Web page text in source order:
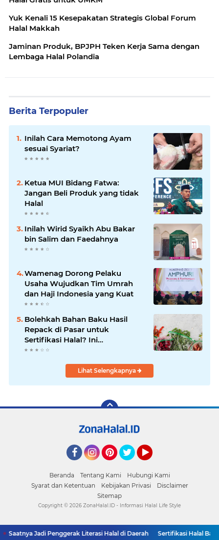
Yuk Kenali 15 Kesepakatan Strategis Global Forum
Halal Makkah
Jaminan Produk, BPJPH Teken Kerja Sama dengan
Lembaga Halal Polandia
Berita Terpopuler
Inilah Cara Memotong Ayam
sesuai Syariat?
Ketua MUI Bidang Fatwa:
Jangan Beli Produk yang tidak
Halal
Inilah Wirid Syaikh Abu Bakar
bin Salim dan Faedahnya
Wamenag Dorong Pelaku
Usaha Wujudkan Tim Umrah
dan Haji Indonesia yang Kuat
Bolehkah Bahan Baku Hasil
Repack di Pasar untuk
Sertifikasi Halal? Ini
Penjelasannya
Lihat Selengkapnya
Beranda Tentang Kami
Hubungi Kami
Syarat dan Ketentuan
Kebijakan Privasi
Disclaimer
Sitemap
Saatnya Jadi Penggerak Literasi Halal di Daerah Sertifikasi Halal
Copyright © 2026 ZonaHalal.ID - Informasi Halal Life Style